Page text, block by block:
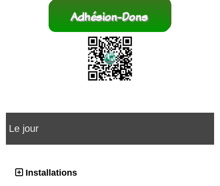
Le jour
Installations